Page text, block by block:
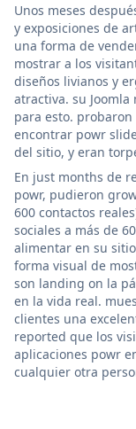
Unos meses
y exposiciones de
una forma de
mostrar a los
diseños livianos y
atractiva. su
para esto.
encontrar powr
del sitio, y eran
En just months de
powr, pudieron
600 contactos
sociales a más de
alimentar en su
forma visual de
son landing on la
en la vida real.
clientes una
reported que los
aplicaciones powr
cualquier otra